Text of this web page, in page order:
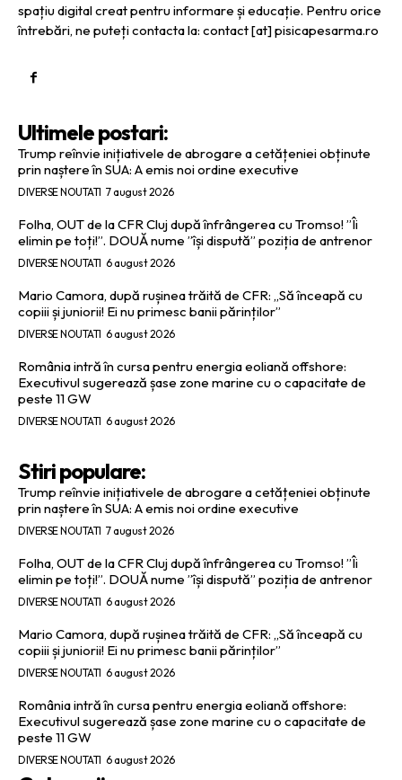
spațiu digital creat pentru informare și educație. Pentru orice
întrebări, ne puteți contacta la: contact [at] pisicapesarma.ro
Ultimele postari:
Trump reînvie inițiativele de abrogare a cetățeniei obținute
prin naștere în SUA: A emis noi ordine executive
DIVERSE NOUTATI 7 august 2026
Folha, OUT de la CFR Cluj după înfrângerea cu Tromso! ”Îi
elimin pe toți!”. DOUĂ nume ”își dispută” poziția de antrenor
DIVERSE NOUTATI 6 august 2026
Mario Camora, după rușinea trăită de CFR: „Să înceapă cu
copiii și juniorii! Ei nu primesc banii părinților”
DIVERSE NOUTATI 6 august 2026
România intră în cursa pentru energia eoliană offshore:
Executivul sugerează șase zone marine cu o capacitate de
peste 11 GW
DIVERSE NOUTATI 6 august 2026
Stiri populare:
Trump reînvie inițiativele de abrogare a cetățeniei obținute
prin naștere în SUA: A emis noi ordine executive
DIVERSE NOUTATI 7 august 2026
Folha, OUT de la CFR Cluj după înfrângerea cu Tromso! ”Îi
elimin pe toți!”. DOUĂ nume ”își dispută” poziția de antrenor
DIVERSE NOUTATI 6 august 2026
Mario Camora, după rușinea trăită de CFR: „Să înceapă cu
copiii și juniorii! Ei nu primesc banii părinților”
DIVERSE NOUTATI 6 august 2026
România intră în cursa pentru energia eoliană offshore:
Executivul sugerează șase zone marine cu o capacitate de
peste 11 GW
DIVERSE NOUTATI 6 august 2026